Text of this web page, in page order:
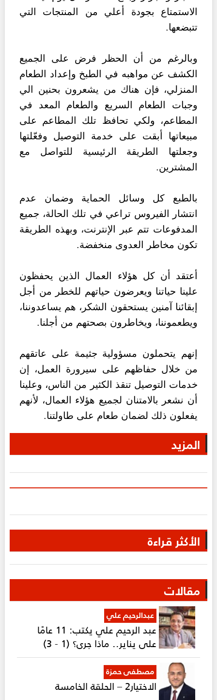
الاستمتاع بجودة أعلي من المنتجات التي
تتبضعها.
وبالرغم من أن الحظر فرض على الجميع
الكشف عن مواهبه في الطبخ وإعداد الطعام
المنزلي، فإن هناك من يشعرون بحنين الي
وجبات الطعام السريع والطعام المعد في
المطاعم، ولكي تحافظ تلك المطاعم على
مبيعاتها أبقت على خدمة التوصيل وفعّلتها
وجعلتها الطريقة الرئيسية للتواصل مع
المشترين.
بالطبع كل وسائل الحماية وضمان عدم
انتشار الفيروس تراعي في تلك الحالة، جميع
المدفوعات تتم عبر الإنترنت، وبهذه الطريقة
تكون مخاطر العدوى منخفضة.
أعتقد أن كل هؤلاء العمال الذين يحفظون
علينا حياتنا ويعرضون حياتهم للخطر من أجل
إبقائنا آمنين يستحقون الشكر، هم يساعدوننا،
ويطعموننا، ويخاطرون بصحتهم من أجلنا.
إنهم يتحملون مسؤولية جثيمة على عاتقهم
من خلال حفاظهم على سيرورة العمل، إن
خدمات التوصيل تنقذ الكثير من الناس، وعلينا
أن نشعر بالامتنان لجميع هؤلاء العمال، لأنهم
يفعلون ذلك لضمان طعام على طاولتنا.
المزيد
الأكثر قراءة
مقالات
عبدالرحيم علي
عبد الرحيم علي يكتب: 11 عامًا
على يناير.. ماذا جرى؟ (1 - 3)
مصطفى حمزة
الاختيار2 – الحلقة الخامسة